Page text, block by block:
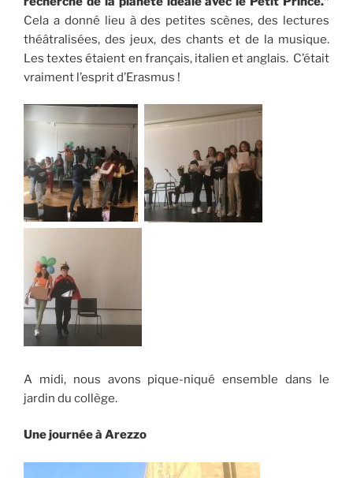
Cela a donné lieu à des petites scènes, des lectures
théâtralisées, des jeux, des chants et de la musique.
Les textes étaient en français, italien et anglais. C’était
vraiment l’esprit d’Erasmus !
A midi, nous avons pique-niqué ensemble dans le
jardin du collège.
Une journée à Arezzo